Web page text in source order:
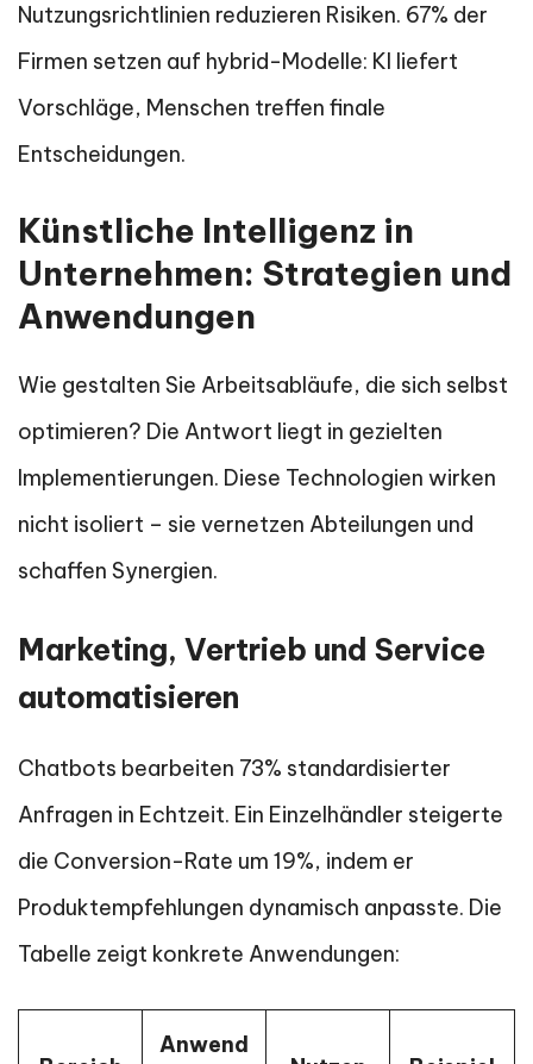
Nutzungsrichtlinien reduzieren Risiken. 67% der
Firmen setzen auf hybrid-Modelle: KI liefert
Vorschläge, Menschen treffen finale
Entscheidungen.
Künstliche Intelligenz in
Unternehmen: Strategien und
Anwendungen
Wie gestalten Sie Arbeitsabläufe, die sich selbst
optimieren? Die Antwort liegt in gezielten
Implementierungen. Diese Technologien wirken
nicht isoliert – sie vernetzen Abteilungen und
schaffen Synergien.
Marketing, Vertrieb und Service
automatisieren
Chatbots bearbeiten 73% standardisierter
Anfragen in Echtzeit. Ein Einzelhändler steigerte
die Conversion-Rate um 19%, indem er
Produktempfehlungen dynamisch anpasste. Die
Tabelle zeigt konkrete Anwendungen:
Anwend